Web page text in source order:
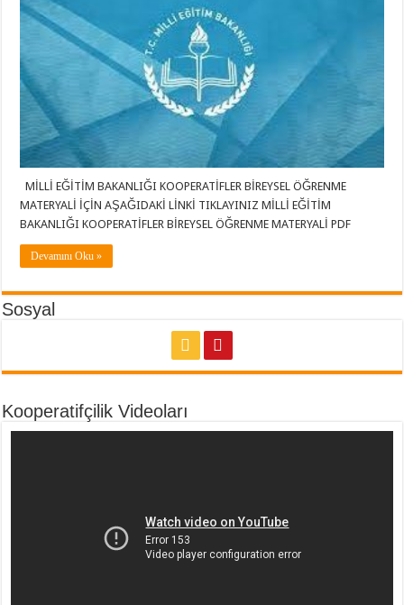
MİLLİ EĞİTİM BAKANLIĞI KOOPERATİFLER BİREYSEL ÖĞRENME
MATERYALİ İÇİN AŞAĞIDAKİ LİNKİ TIKLAYINIZ MİLLİ EĞİTİM
BAKANLIĞI KOOPERATİFLER BİREYSEL ÖĞRENME MATERYALİ PDF
Devamını Oku »
Sosyal
Kooperatifçilik Videoları